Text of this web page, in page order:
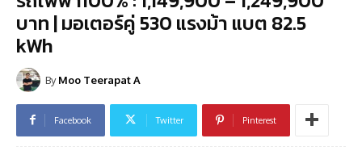
บาท | มอเตอร์คู่ 530 แรงม้า แบต 82.5
kWh
By Moo Teerapat A
Facebook Twitter Pinterest